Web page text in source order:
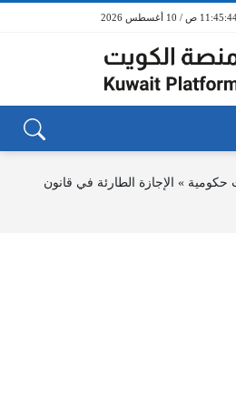
ص / 10 أغسطس 2026
حكومية » الإجازة الطارئة في قانون